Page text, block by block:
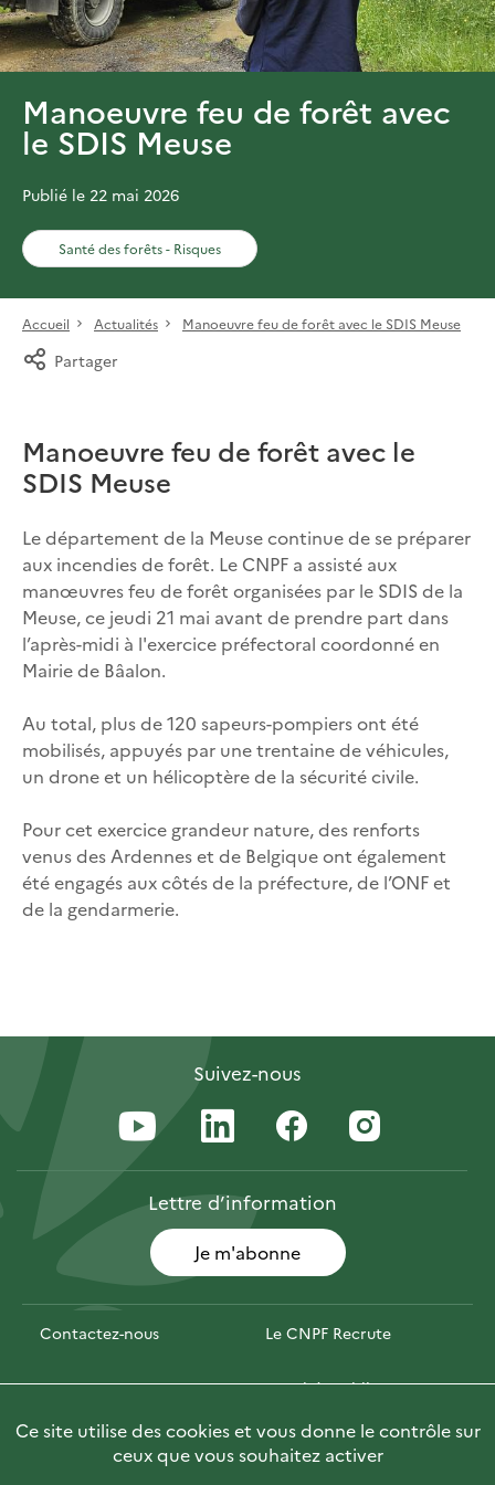
Manoeuvre feu de forêt avec
le SDIS Meuse
Publié le 22 mai 2026
Santé des forêts - Risques
Accueil Actualités Manoeuvre feu de forêt avec le SDIS Meuse
Partager
Manoeuvre feu de forêt avec le
SDIS Meuse
Le département de la Meuse continue de se préparer
aux incendies de forêt. Le CNPF a assisté aux
manœuvres feu de forêt organisées par le SDIS de la
Meuse,ce jeudi 21 mai avant de prendre part dans
l’après-midi à l'exercice préfectoral coordonné en
Mairie de Bâalon.
Au total, plus de 120 sapeurs-pompiers ont été
mobilisés, appuyés par une trentaine de véhicules,
un drone et un hélicoptère de la sécurité civile.
Pour cet exercice grandeur nature, des renforts
venus des Ardennes et de Belgique ont également
été engagés aux côtés de la préfecture, de l’ONF et
de la gendarmerie.
Suivez-nous
Lettred’information
Je m'abonne
Contactez-nous Le CNPF Recrute
Espace presse Marchés publics
PhotoFor Briefly in English
Ce site utilise des cookies et vous donne le contrôle sur
ceux que vous souhaitez activer